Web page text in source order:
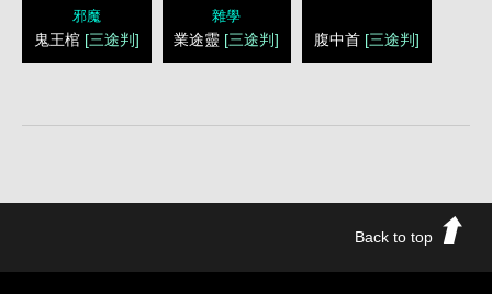
邪魔
鬼王棺 [三途判]
雜學
業途靈 [三途判] 腹中首 [三途判]
Back to top